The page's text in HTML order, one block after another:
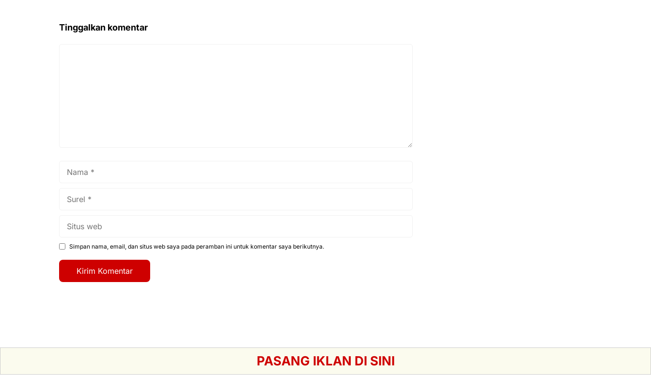
Tinggalkan komentar
Simpan nama, email, dan situs web saya pada peramban ini untuk komentar saya berikutnya.
PASANG IKLAN DI SINI